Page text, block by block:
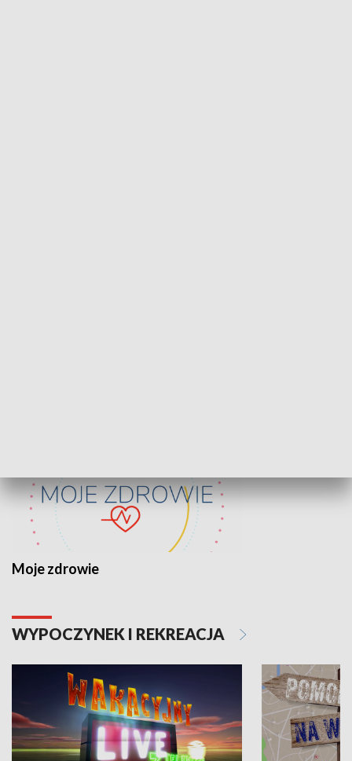
Moje zdrowie
WYPOCZYNEK I REKREACJA